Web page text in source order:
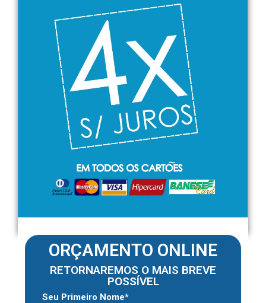
ORÇAMENTO ONLINE
RETORNAREMOS O MAIS BREVE
POSSÍVEL
Seu Primeiro Nome*